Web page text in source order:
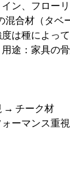
ン、フロー
混合材（タベ
は種によっ
途：家具の
→ チーク材
ーマンス重